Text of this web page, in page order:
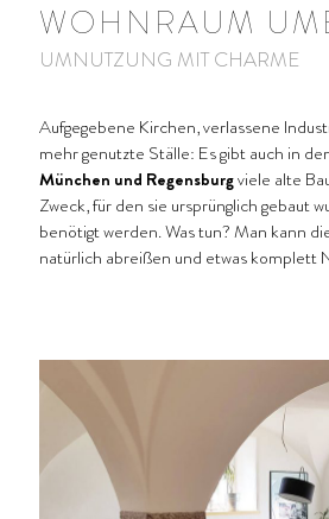
WOHNRAUM
UMNUTZUNG MIT CHARME
Aufgegebene Kirchen, verlassene
mehr genutzte Ställe: Es gibt auch in
München und Regensburgviele alte
Zweck, für den sie ursprünglich gebaut
benötigt werden. Was tun? Man kann
natürlich abreißen und etwas komplett